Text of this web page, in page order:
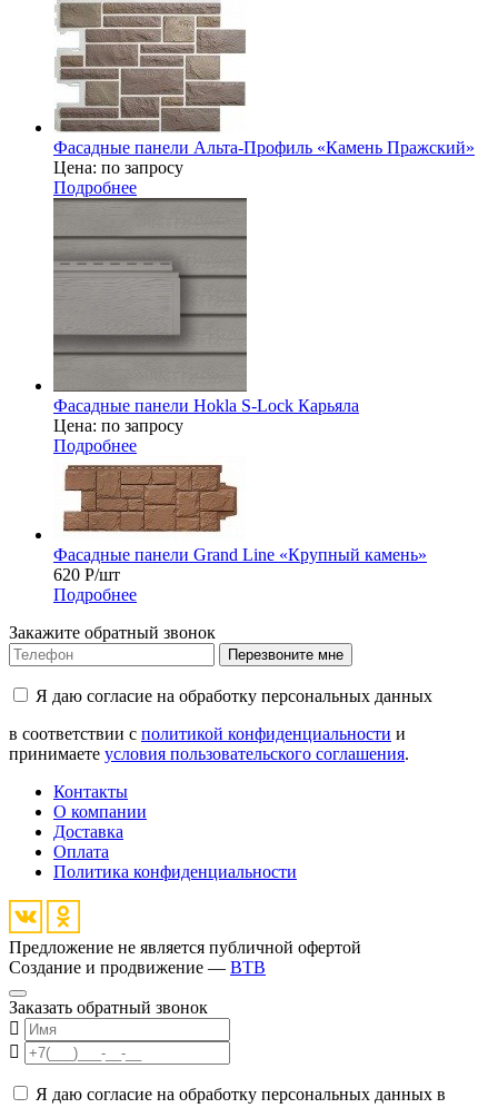
Фасадные панели Альта-Профиль «Камень Пражский»
Цена: по запросу
Подробнее
Фасадные панели Hokla S-Lock Карьяла
Цена: по запросу
Подробнее
Фасадные панели Grand Line «Крупный камень»
620 Р/шт
Подробнее
Закажите обратный звонок
Перезвоните мне
Я даю согласие на обработку персональных данных
в соответствии с политикой конфиденциальности и
принимаете условия пользовательского соглашения.
Контакты
О компании
Доставка
Оплата
Политика конфиденциальности
Предложение не является публичной офертой
Создание и продвижение — BTB
Заказать обратный звонок
Я даю согласие на обработку персональных данных в